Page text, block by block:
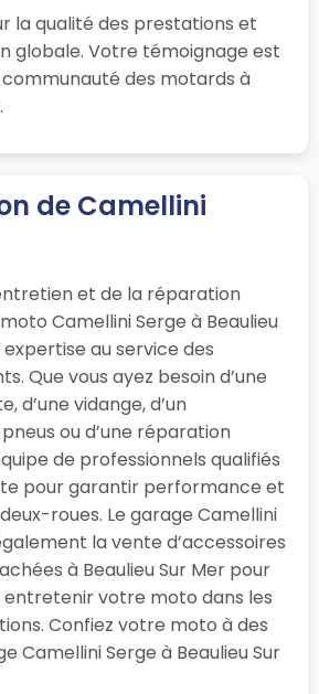
la qualité des prestations et
globale. Votre témoignage est
des motards à
de Camellini
et de la réparation
Camellini Serge à Beaulieu
au service des
Que vous ayez besoin d’une
d’une vidange, d’un
ou d’une réparation
de professionnels qualifiés
pour garantir performance et
roues. Le garage Camellini
la vente d’accessoires
à Beaulieu Sur Mer pour
votre moto dans les
Confiez votre moto à des
Camellini Serge à Beaulieu Sur